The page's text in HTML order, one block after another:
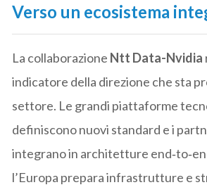
Verso un ecosistema
La collaborazione Ntt Data-Nvidia
indicatore della direzione che sta
settore. Le grandi piattaforme
definiscono nuovi standard e i
integrano in architetture
l’Europa prepara infrastrutture e